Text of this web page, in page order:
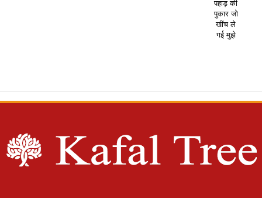
पहाड़ की
पुकार जो
खींच ले
गई मुझे